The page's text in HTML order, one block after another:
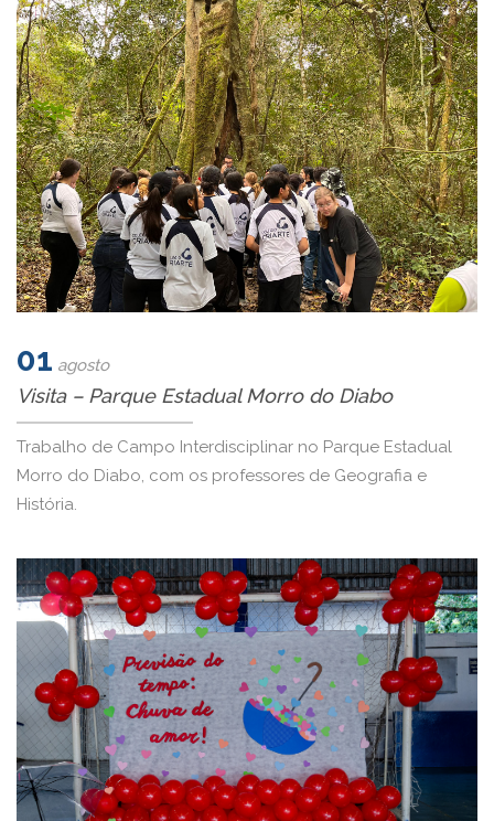
01 agosto
Visita – Parque Estadual Morro do Diabo
Trabalho de Campo Interdisciplinar no Parque Estadual
Morro do Diabo, com os professores de Geografia e
História.